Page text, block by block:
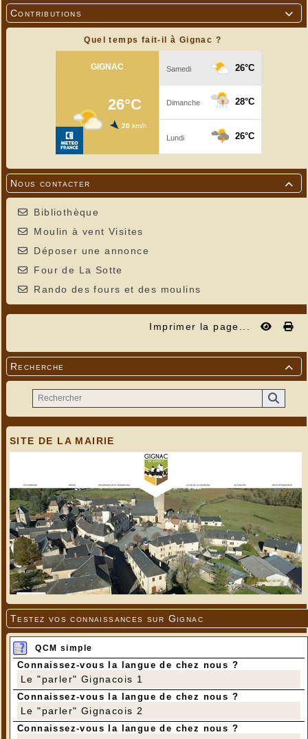

Contributions
Quel temps fait-il à Gignac ?

Nous contacter
Bibliothèque
Moulin à vent Visites
Déposer une annonce
Four de La Sotte
Rando des fours et des moulins
Imprimer la page...

Recherche
SITE DE LA MAIRIE
Testez vos connaissances sur Gignac
QCM simple
Connaissez-vous la langue de chez nous ?
Le "parler" Gignacois 1
Connaissez-vous la langue de chez nous ?
Le "parler" Gignacois 2
Connaissez-vous la langue de chez nous ?